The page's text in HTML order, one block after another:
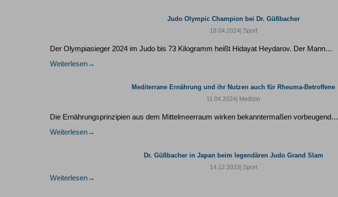
Judo Olympic Champion bei Dr. Güßbacher
18.04.2024 | Sport
Der Olympiasieger 2024 im Judo bis 73 Kilogramm heißt Hidayat Heydarov. Der Mann…
Weiterlesen
Mediterrane Ernährung und ihr Nutzen auch für Rheuma-Betroffene
11.04.2024 | Medizin
Die Ernährungsprinzipien aus dem Mittelmeerraum wirken bekanntermaßen vorbeugend…
Weiterlesen
Dr. Güßbacher in Japan beim legendären Judo Grand Slam
14.12.2023 | Sport
Weiterlesen